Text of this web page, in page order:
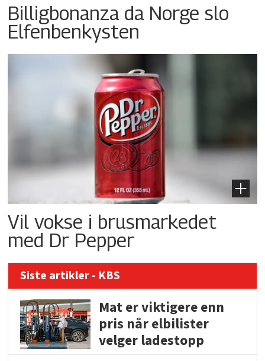
Billigbonanza da Norge slo
Elfenbenkysten
Vil vokse i brusmarkedet
med Dr Pepper
Siste artikler - KBS
Mat er viktigere enn
pris når elbilister
velger ladestopp